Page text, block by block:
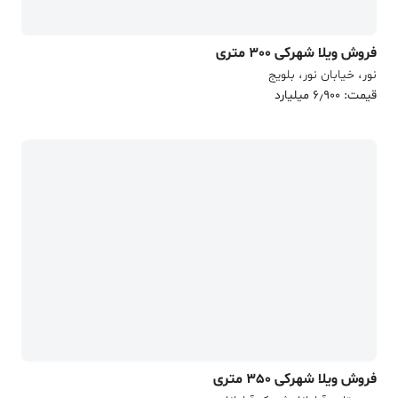
فروش ویلا شهرکی 300 متری
نور، خیابان نور، بلویج
قیمت: 6٫900 میلیارد
فروش ویلا شهرکی 350 متری